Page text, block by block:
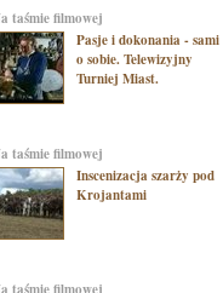
na taśmie filmowej
Pasje i dokonania - sami
o sobie. Telewizyjny
Turniej Miast.
na taśmie filmowej
Inscenizacja szarży pod
Krojantami